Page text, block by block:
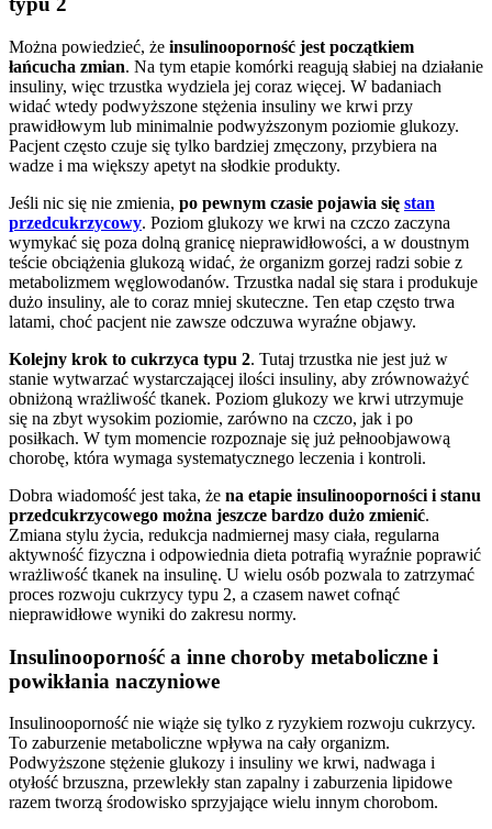
Można powiedzieć, że insulinooporność jest początkiem
łańcucha zmian. Na tym etapie komórki reagują słabiej na działanie
insuliny, więc trzustka wydziela jej coraz więcej. W badaniach
widać wtedy podwyższone stężenia insuliny we krwi przy
prawidłowym lub minimalnie podwyższonym poziomie glukozy.
Pacjent często czuje się tylko bardziej zmęczony, przybiera na
wadze i ma większy apetyt na słodkie produkty.
Jeśli nic się nie zmienia, po pewnym czasie pojawia się stan
przedcukrzycowy. Poziom glukozy we krwi na czczo zaczyna
wymykać się poza dolną granicę nieprawidłowości, a w doustnym
teście obciążenia glukozą widać, że organizm gorzej radzi sobie z
metabolizmem węglowodanów. Trzustka nadal się stara i produkuje
dużo insuliny, ale to coraz mniej skuteczne. Ten etap często trwa
latami, choć pacjent nie zawsze odczuwa wyraźne objawy.
Kolejny krok to cukrzyca typu 2. Tutaj trzustka nie jest już w
stanie wytwarzać wystarczającej ilości insuliny, aby zrównoważyć
obniżoną wrażliwość tkanek. Poziom glukozy we krwi utrzymuje
się na zbyt wysokim poziomie, zarówno na czczo, jak i po
posiłkach. W tym momencie rozpoznaje się już pełnoobjawową
chorobę, która wymaga systematycznego leczenia i kontroli.
Dobra wiadomość jest taka, że na etapie insulinooporności i stanu
przedcukrzycowego można jeszcze bardzo dużo zmienić.
Zmiana stylu życia, redukcja nadmiernej masy ciała, regularna
aktywność fizyczna i odpowiednia dieta potrafią wyraźnie poprawić
wrażliwość tkanek na insulinę. U wielu osób pozwala to zatrzymać
proces rozwoju cukrzycy typu 2, a czasem nawet cofnąć
nieprawidłowe wyniki do zakresu normy.
Insulinooporność a inne choroby metaboliczne i
powikłania naczyniowe
Insulinooporność nie wiąże się tylko z ryzykiem rozwoju cukrzycy.
To zaburzenie metaboliczne wpływa na cały organizm.
Podwyższone stężenie glukozy i insuliny we krwi, nadwaga i
otyłość brzuszna, przewlekły stan zapalny i zaburzenia lipidowe
razem tworzą środowisko sprzyjające wielu innym chorobom.